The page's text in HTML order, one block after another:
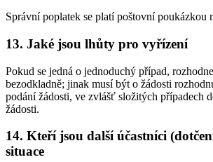
Správní poplatek se platí poštovní poukázkou
13. Jaké jsou lhůty pro vyřízení
Pokud se jedná o jednoduchý případ,
bezodkladně; jinak musí být o žádosti
podání žádosti, ve zvlášť složitých případech
žádosti.
14. Kteří jsou další účastníci
situace